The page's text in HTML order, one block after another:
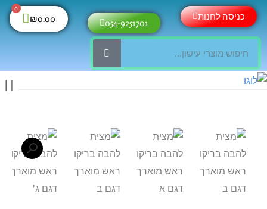
דילוג
לתוכן
כניסה לחנות
054-9251701
₪0.00
0
עגלת
קניות
כמות
של
מצית
להבה